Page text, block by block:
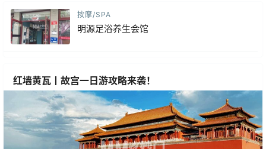
按摩/SPA
明源足浴养生会馆
红墙黄瓦丨故宫一日游攻略来袭！